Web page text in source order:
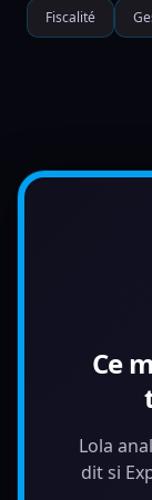
Fiscalité
Ce
Lola
dit si